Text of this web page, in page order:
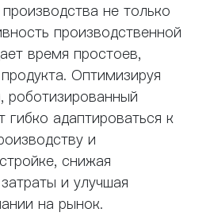
не только
производственной
время простоев,
Оптимизируя
роботизированный
адаптироваться к
и
снижая
и улучшая
на рынок.